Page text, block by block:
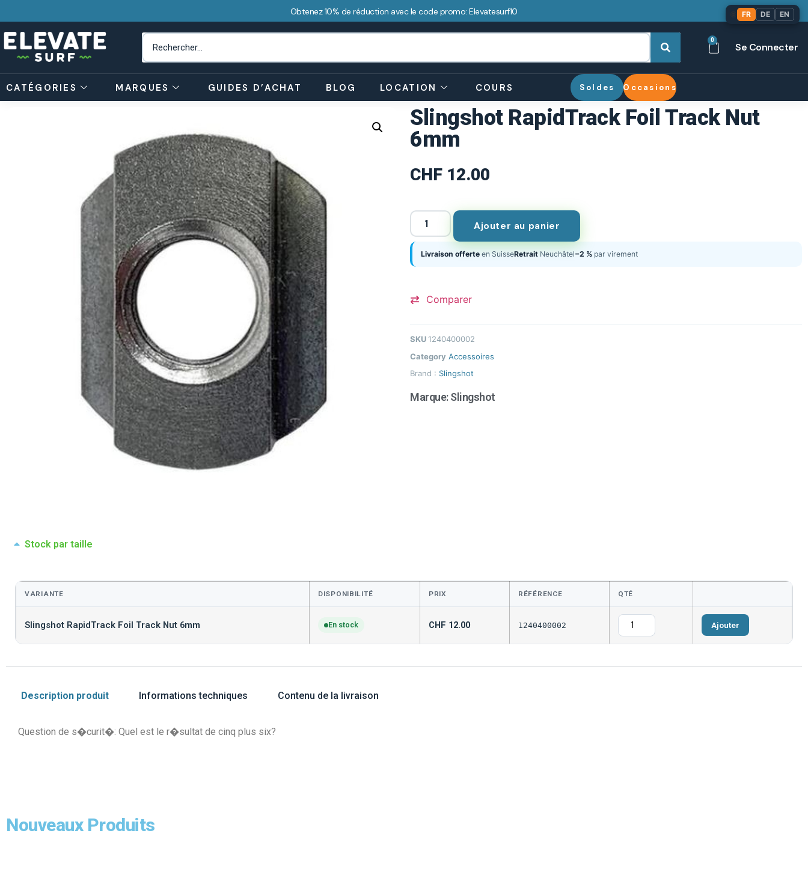
Obtenez 10% de réduction avec le code promo: Elevatesurf10
0
Se Connecter
CATÉGORIES MARQUES GUIDES D’ACHAT BLOG LOCATION COURS Soldes Occasions
Slingshot RapidTrack Foil Track Nut
6mm
CHF 12.00
Ajouter au panier
Livraison offerte en SuisseRetrait Neuchâtel−2 % par virement
Comparer
SKU 1240400002
Category Accessoires
Brand : Slingshot
Marque:Slingshot
Stock par taille
VARIANTE DISPONIBILITÉ PRIX RÉFÉRENCE QTÉ
Slingshot RapidTrack Foil Track Nut 6mm En stock CHF 12.00 1240400002 Ajouter
Description produit Informations techniques Contenu de la livraison
Question de s�curit�: Quel est le r�sultat de cinq plus six?
Nouveaux Produits
FR DE EN